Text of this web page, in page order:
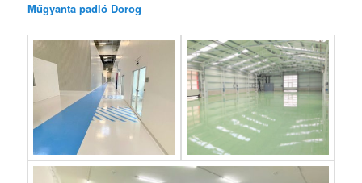
Műgyanta padló Dorog